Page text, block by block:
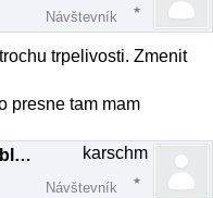
Návštevník
trpelivosti. Zmenit
presne tam mam
Re: Ubuntu 7.10 - problem s bootovanim
karschm
Návštevník